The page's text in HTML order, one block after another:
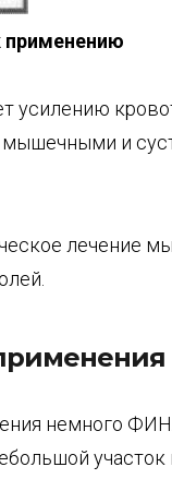
применению
усилению
мышечными и
лечение
немного